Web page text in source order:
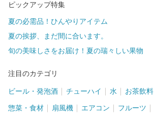
ピックアップ特集
夏の必需品！ひんやりアイテム
夏の挨拶、まだ間に合います。
旬の美味しさをお届け！夏の瑞々しい果物
注目のカテゴリ
ビール・発泡酒 チューハイ 水 お茶飲料
惣菜・食材 扇風機 エアコン フルーツ